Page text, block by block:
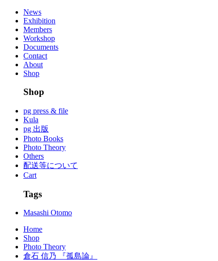
News
Exhibition
Members
Workshop
Documents
Contact
About
Shop
Shop
pg press & file
Kula
pg 出版
Photo Books
Photo Theory
Others
配送等について
Cart
Tags
Masashi Otomo
Home
Shop
Photo Theory
倉石 信乃 『孤島論』